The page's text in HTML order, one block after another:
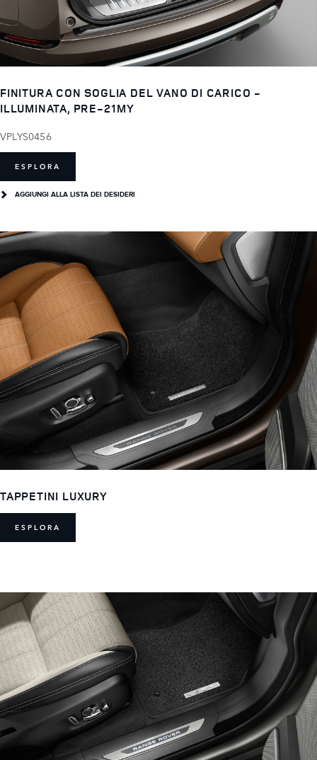
FINITURA CON SOGLIA DEL VANO DI CARICO -
ILLUMINATA, PRE-21MY
VPLYS0456
ESPLORA
AGGIUNGI ALLA LISTA DEI DESIDERI
TAPPETINI LUXURY
ESPLORA